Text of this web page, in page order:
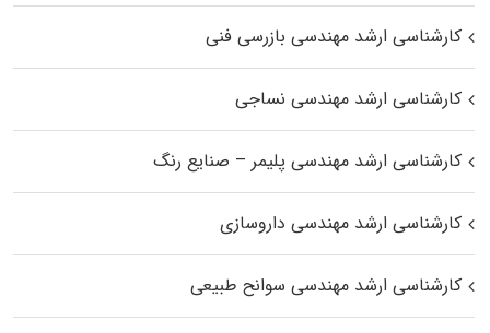
کارشناسی ارشد مهندسی بازرسی فنی
کارشناسی ارشد مهندسی نساجی
کارشناسی ارشد مهندسی پلیمر – صنایع رنگ
کارشناسی ارشد مهندسی داروسازی
کارشناسی ارشد مهندسی سوانح طبیعی